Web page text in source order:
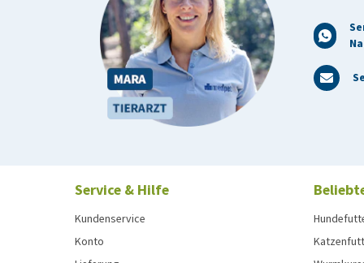
Service & Hilfe
Kundenservice
Konto